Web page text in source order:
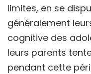
limites, en se
généralement
cognitive des
leurs parents
pendant cette